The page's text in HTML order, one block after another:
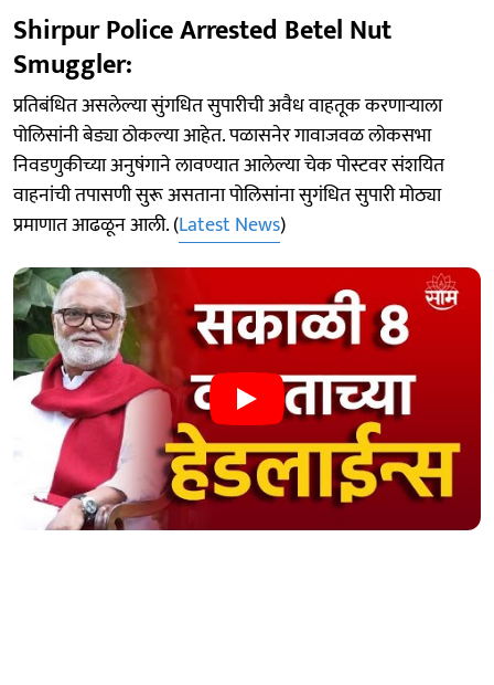
Shirpur Police Arrested Betel Nut
Smuggler:
प्रतिबंधित असलेल्या सुंगधित सुपारीची अवैध वाहतूक करणाऱ्याला
पोलिसांनी बेड्या ठोकल्या आहेत. पळासनेर गावाजवळ लोकसभा
निवडणुकीच्या अनुषंगाने लावण्यात आलेल्या चेक पोस्टवर संशयित
वाहनांची तपासणी सुरू असताना पोलिसांना सुगंधित सुपारी मोठ्या
प्रमाणात आढळून आली. (Latest News)